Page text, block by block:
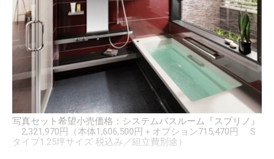
写真セット希望小売価格：システムバスルーム『スプリノ』
2,321,970円（本体1,606,500円＋オプション715,470円 S
タイプ1.25坪サイズ 税込み／組立費別途）